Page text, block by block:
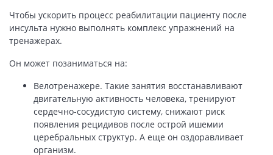
Чтобы ускорить процесс реабилитации пациенту после
инсульта нужно выполнять комплекс упражнений на
тренажерах.
Он может позаниматься на:
Велотренажере. Такие занятия восстанавливают
двигательную активность человека, тренируют
сердечно-сосудистую систему, снижают риск
появления рецидивов после острой ишемии
церебральных структур. А еще он оздоравливает
организм.